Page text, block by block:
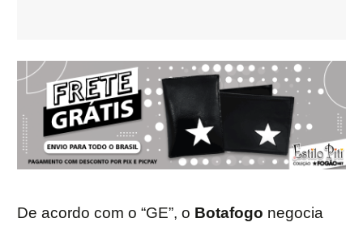
De acordo com o “GE”, o Botafogo negocia